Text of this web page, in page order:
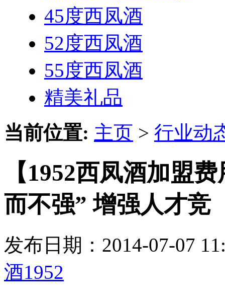
45度西凤酒
52度西凤酒
55度西凤酒
精美礼品
当前位置: 主页 > 行业动
【1952西凤酒加盟
而不强” 增强人才竞
发布日期：2014-07-07
酒1952